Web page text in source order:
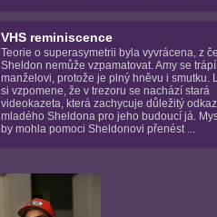
VHS reminiscence
Teorie o superasymetrii byla vyvrácena, z
Sheldon nemůže vzpamatovat. Amy se
manželovi, protože je plný hněvu i smutku.
si vzpomene, že v trezoru se nachází stará
videokazeta, která zachycuje důležitý odkaz
mladého Sheldona pro jeho budoucí já.
by mohla pomoci Sheldonovi přenést ...